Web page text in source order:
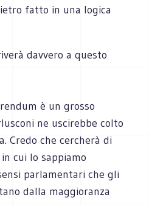
fatto in una logica
davvero a questo
è un grosso
ne uscirebbe colto
Credo che cercherà di
cui lo sappiamo
parlamentari che gli
dalla maggioranza